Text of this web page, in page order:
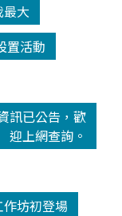
大
置活動
訊已公告，歡
迎上網查詢。
坊初登場